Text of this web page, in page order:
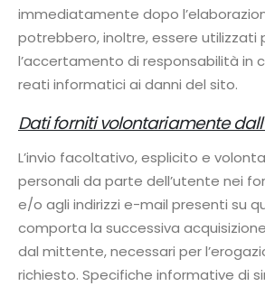
immediatamente dopo
potrebbero, inoltre, essere utilizzati
l’accertamento di responsabilità in
reati informatici ai danni del sito.
Dati forniti volontariamente
L’invio facoltativo, esplicito e
personali da parte dell’utente nei
e/o agli indirizzi e-mail presenti su
comporta la successiva
dal mittente, necessari per
richiesto. Specifiche informative di